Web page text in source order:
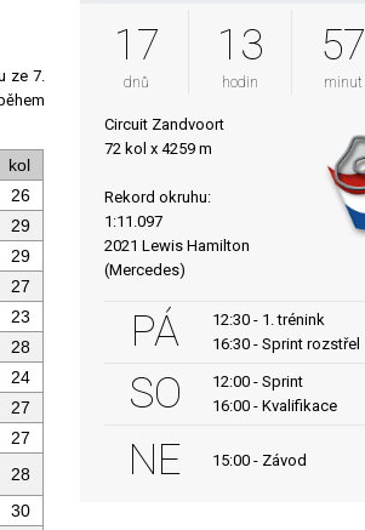
ze 7.
kol
26
29
29
27
23
28
24
27
27
28
30
17
dnů
13
hodin
57
minut
Circuit Zandvoort
72 kol x 4259 m
Rekord okruhu:
1:11.097
2021 Lewis Hamilton
(Mercedes)
PÁ
12:30 - 1. trénink
16:30 - Sprint rozstřel
SO
12:00 - Sprint
16:00 - Kvalifikace
NE 15:00 - Závod